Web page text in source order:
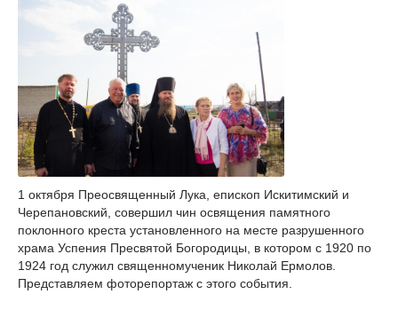
1 октября Преосвященный Лука, епископ Искитимский и
Черепановский, совершил чин освящения памятного
поклонного креста установленного на месте разрушенного
храма Успения Пресвятой Богородицы, в котором с 1920 по
1924 год служил священномученик Николай Ермолов.
Представляем фоторепортаж с этого события.